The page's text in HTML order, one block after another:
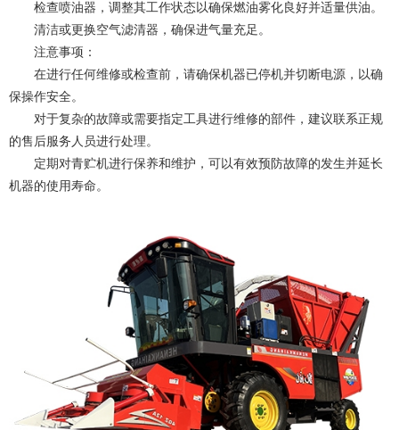
检查喷油器，调整其工作状态以确保燃油雾化良好并适量供油。
清洁或更换空气滤清器，确保进气量充足。
注意事项：
在进行任何维修或检查前，请确保机器已停机并切断电源，以确
保操作安全。
对于复杂的故障或需要指定工具进行维修的部件，建议联系正规
的售后服务人员进行处理。
定期对青贮机进行保养和维护，可以有效预防故障的发生并延长
机器的使用寿命。